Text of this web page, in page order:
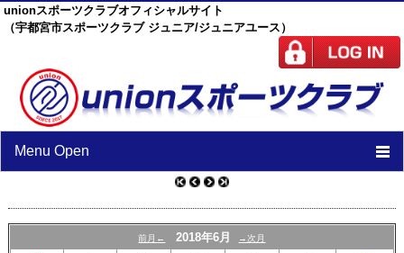
unionスポーツクラブオフィシャルサイト
（宇都宮市スポーツクラブ ジュニア/ジュニアユース）
Menu Open
TOP
ニュース
前月← 2018年6月 →次月